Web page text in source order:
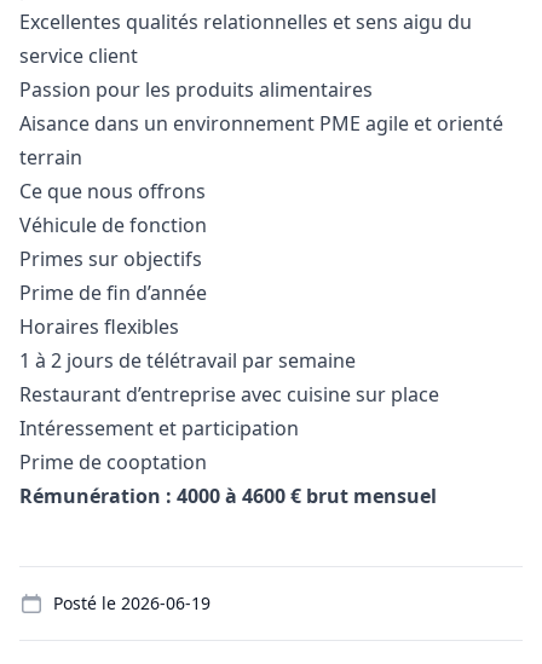
Excellentes qualités relationnelles et sens aigu du
service client
Passion pour les produits alimentaires
Aisance dans un environnement PME agile et orienté
terrain
Ce que nous offrons
Véhicule de fonction
Primes sur objectifs
Prime de fin d’année
Horaires flexibles
1 à 2 jours de télétravail par semaine
Restaurant d’entreprise avec cuisine sur place
Intéressement et participation
Prime de cooptation
Rémunération : 4000 à 4600 € brut mensuel
Posté le 2026-06-19